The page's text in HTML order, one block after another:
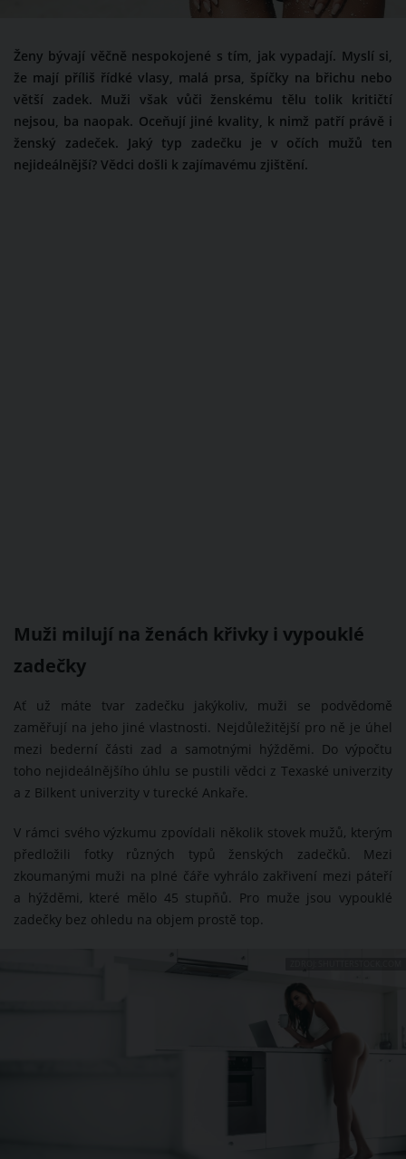
Ženy bývají věčně nespokojené s tím, jak vypadají. Myslí si,
že mají příliš řídké vlasy, malá prsa, špíčky na břichu nebo
větší zadek. Muži však vůči ženskému tělu tolik kritičtí
nejsou, ba naopak. Oceňují jiné kvality, k nimž patří právě i
ženský zadeček. Jaký typ zadečku je v očích mužů ten
nejideálnější? Vědci došli k zajímavému zjištění.
Muži milují na ženách křivky i vypouklé
zadečky
Ať už máte tvar zadečku jakýkoliv, muži se podvědomě
zaměřují na jeho jiné vlastnosti. Nejdůležitější pro ně je úhel
mezi bederní části zad a samotnými hýžděmi. Do výpočtu
toho nejideálnějšího úhlu se pustili vědci z Texaské univerzity
a z Bilkent univerzity v turecké Ankaře.
V rámci svého výzkumu zpovídali několik stovek mužů, kterým
předložili fotky různých typů ženských zadečků. Mezi
zkoumanými muži na plné čáře vyhrálo zakřivení mezi páteří
a hýžděmi, které mělo 45 stupňů. Pro muže jsou vypouklé
zadečky bez ohledu na objem prostě top.